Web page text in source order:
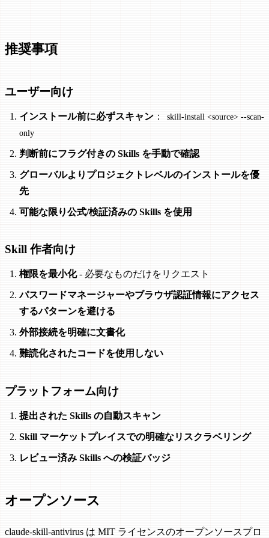
推奨事項
ユーザー向け
インストール前に必ずスキャン ：
skill-install <source> --scan-
only
判断前にフラグ付きの Skills を手動で確認
グローバルよりプロジェクトレベルのインストールを優
先
可能な限り公式/検証済みの Skills を使用
Skill 作者向け
権限を最小化- 必要なものだけをリクエスト
パスワードマネージャーやブラウザ認証情報にアクセス
するパターンを避ける
外部接続を明確に文書化
難読化されたコードを使用しない
プラットフォーム向け
提出された Skills の自動スキャン
Skill マーケットプレイスでの明確なリスクラベリング
レビュー済み Skills への検証バッジ
オープンソース
claude-skill-antivirus は MIT ライセンスのオープンソースプロ